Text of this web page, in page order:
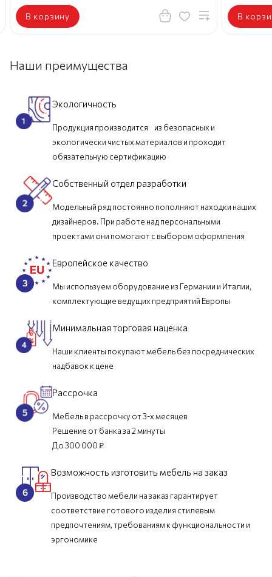
В корзину В
Наши преимущества
Экологичность
Продукция производится из безопасных и
экологически чистых материалов и проходит
обязательную сертификацию
Собственный отдел разработки
Модельный ряд постоянно пополняют находки наших
дизайнеров. При работе над персональными
проектами они помогают с выбором оформления
Европейское качество
Мы используем оборудование из Германии и Италии,
комплектующие ведущих предприятий Европы
Минимальная торговая наценка
Наши клиенты покупают мебель без посреднических
надбавок к цене
Рассрочка
Мебель в рассрочку от 3-х месяцев
Решение от банка за 2 минуты
До 300 000 ₽
Возможность изготовить мебель на заказ
Производство мебели на заказ гарантирует
соответствие готового изделия стилевым
предпочтениям, требованиям к функциональности и
эргономике